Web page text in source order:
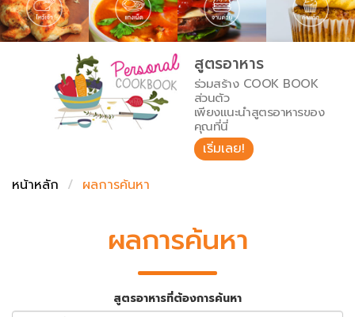
เคล็ดลับน่ารู้
เปรียบเทียบหน่วยการตวง
เปรียบเทียบอุณหภูมิ
เปรียบเทียบน้ำหนักวัตถุดิบ
FoodPedia
สร้าง Cookbook
สูตรอาหาร
ร่วมสร้าง COOK BOOK
ส่วนตัว
เพียงแนะนำสูตรอาหารของ
คุณที่นี่
เริ่มเลย!
หน้าหลัก
ผลการค้นหา
ผลการค้นหา
สูตรอาหารที่ต้องการค้นหา